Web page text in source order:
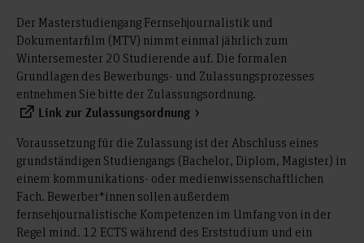
Der Masterstudiengang Fernsehjournalistik und
Dokumentarfilm (MTV) nimmt einmal jährlich zum
Wintersemester 20 Studierende auf. Die formalen
Grundlagen des Bewerbungs- und Zulassungsprozesses
entnehmen Sie bitte der Zulassungsordnung.
Link zur Zulassungsordnung
Voraussetzung für die Zulassung ist der Abschluss eines
grundständigen Studiengangs (Bachelor, Diplom, Magister) in
einem kommunikations- oder medienwissenschaftlichen
Fach. Bewerber*innen sollen außerdem
fernsehjournalistische Kompetenzen im Umfang von in der
Regel mind. 12 ECTS während des Erststudium und ein